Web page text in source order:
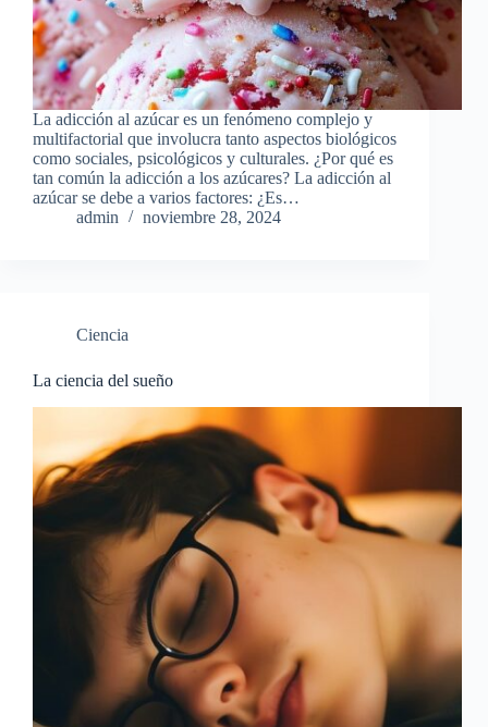
La adicción al azúcar es un fenómeno complejo y
multifactorial que involucra tanto aspectos biológicos
como sociales, psicológicos y culturales. ¿Por qué es
tan común la adicción a los azúcares? La adicción al
azúcar se debe a varios factores: ¿Es…
admin
noviembre 28, 2024
Ciencia
La ciencia del sueño